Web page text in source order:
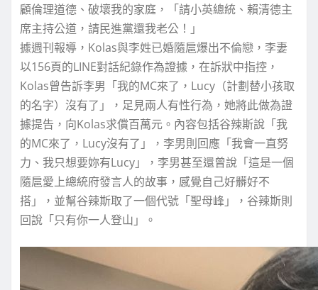
顧倫理道德、破壞我的家庭，「請小英總統、賴清德主
席主持公道，請民進黨還我老公！」
據週刊報導，Kolas與李姓已婚隨扈爆出不倫戀，李妻
以156頁的LINE對話紀錄作為證據，在訴狀中指控，
Kolas曾告訴李男「我的MC來了，Lucy（計劃替小孩取
的名字）沒有了」，足見兩人有性行為，她將此做為證
據提告，向Kolas求償百萬元。內容包括谷辣斯說「我
的MC來了，Lucy沒有了」，李男則回應「我會一直努
力、我只想要妳有Lucy」，李男甚至還曾說「這是一個
隨扈愛上總統府發言人的故事，感覺自己好髒好不
搭」，並幫谷辣斯取了一個代號「聖母峰」，谷辣斯則
回說「只有你一人登山」。